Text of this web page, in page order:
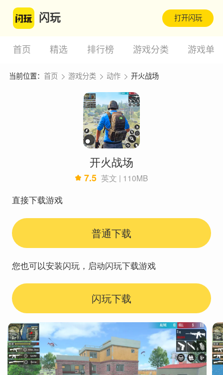
闪玩 打开闪玩
首页 精选 排行榜 游戏分类 游戏单
当前位置： 首页 游戏分类 动作 开火战场
开火战场
7.5 英文 | 110MB
直接下载游戏
普通下载
您也可以安装闪玩，启动闪玩下载游戏
闪玩下载